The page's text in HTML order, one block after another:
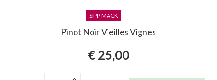
SIPP MACK
Pinot Noir Vieilles Vignes
€ 25,00